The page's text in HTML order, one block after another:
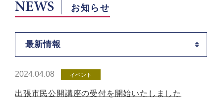
NEWS お知らせ
最新情報
2024.04.08 イベント
出張市民公開講座の受付を開始いたしました